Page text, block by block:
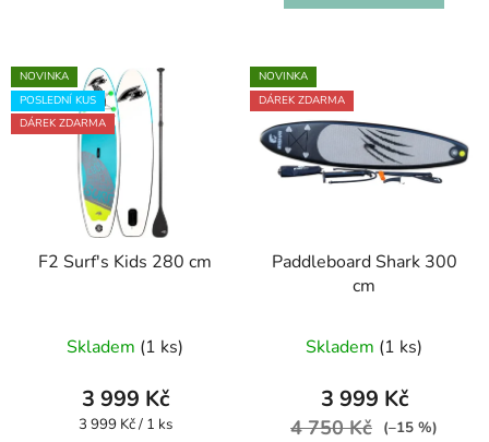
NOVINKA
POSLEDNÍ KUS
DÁREK ZDARMA
F2 Surf's Kids 280 cm
Skladem (1 ks)
3 999 Kč
Měrná
3 999 Kč / 1 ks
NOVINKA
DÁREK ZDARMA
Paddleboard Shark 300
cm
Skladem (1 ks)
3 999 Kč
4 750 Kč (–15 %)